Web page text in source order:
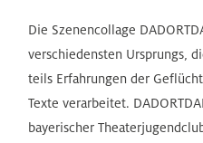
Die Szenencollage
verschiedensten Ursprungs,
teils Erfahrungen der
Texte verarbeitet.
bayerischer